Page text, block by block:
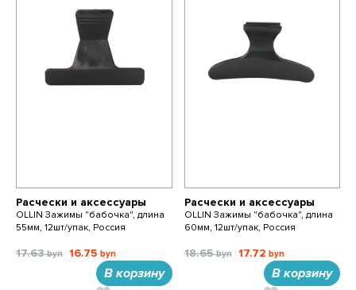
Расчески и аксессуары
OLLIN Зажимы "бабочка", длина
55мм, 12шт/упак, Россия
17.63 16.75
В корзину
Расчески и аксессуары
OLLIN Зажимы "бабочка", длина
60мм, 12шт/упак, Россия
18.65 17.72
В корзину